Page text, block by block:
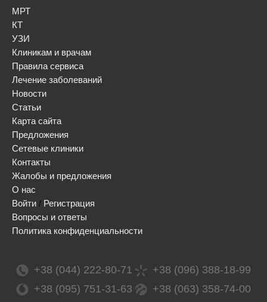
МРТ
КТ
УЗИ
Клиникам и врачам
Правила сервиса
Лечение заболеваний
Новости
Статьи
Карта сайта
Предложения
Сетевые клиники
Контакты
Жалобы и предложения
О нас
Войти / Регистрация
Вопросы и ответы
Политика конфиденциальности
+38 (044) 222-80-71
+38 (096) 388-18-99
+38 (095) 751-31-63
+38 (063) 358-74-00